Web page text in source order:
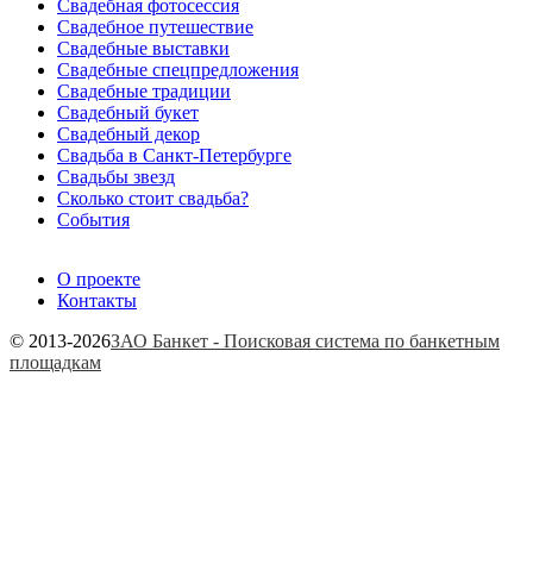
Свадебная фотосессия
Свадебное путешествие
Свадебные выставки
Свадебные спецпредложения
Свадебные традиции
Свадебный букет
Свадебный декор
Свадьба в Санкт-Петербурге
Свадьбы звезд
Сколько стоит свадьба?
События
О проекте
Контакты
© 2013-2026ЗАО Банкет - Поисковая система по банкетным
площадкам